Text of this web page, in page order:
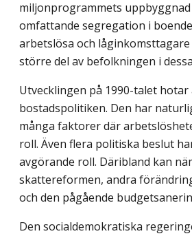
miljonprogrammets
omfattande segregation i
arbetslösa och
större del av befolkningen i
Utvecklingen på 1990-talet hotar
bostadspolitiken. Den har
många faktorer där
roll. Även flera politiska beslut
avgörande roll. Däribland kan
skattereformen, andra
och den pågående
Den socialdemokratiska